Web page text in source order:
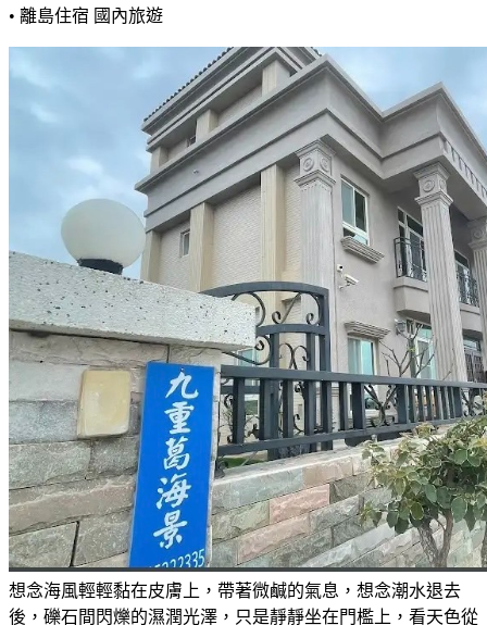
• 離島住宿 國內旅遊
想念海風輕輕黏在皮膚上，帶著微鹹的氣息，想念潮水退去
後，礫石間閃爍的濕潤光澤，只是靜靜坐在門檻上，看天色從